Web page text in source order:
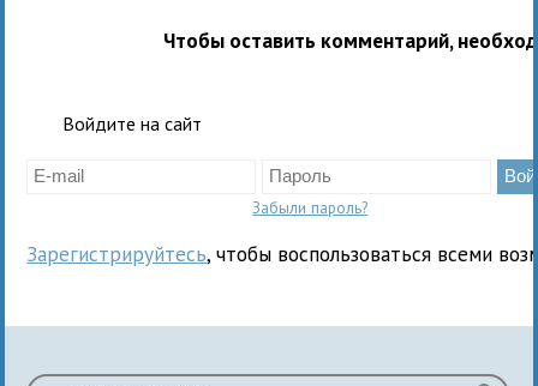
Чтобы оставить комментарий,
Войдите на сайт
Забыли пароль?
Зарегистрируйтесь, чтобы воспользоваться всеми